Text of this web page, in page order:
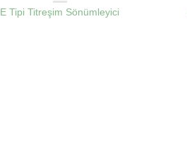
E Tipi Titreşim Sönümleyici